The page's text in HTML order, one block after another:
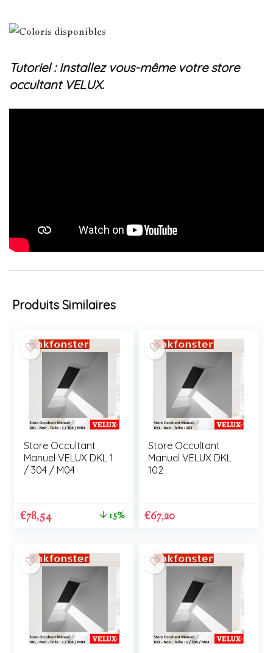
Tutoriel : Installez vous-même votre store
occultant VELUX.
Produits Similaires
Store Occultant
Manuel VELUX DKL 1
/ 304 / M04
€78,54 15%
Store Occultant
Manuel VELUX DKL
102
€67,20